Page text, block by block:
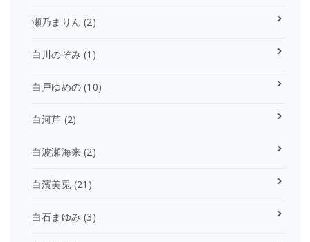
瀬乃まりん (2)
白川のぞみ (1)
白戸ゆめの (10)
白河芹 (2)
白波瀬海来 (2)
白濱美兎(21)
白石まゆみ (3)